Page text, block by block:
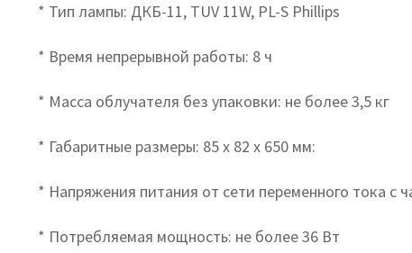
* Тип лампы: ДКБ-11, TUV 11W, PL-S Phillips
* Время непрерывной работы: 8 ч
* Масса облучателя без упаковки: не более 3,5 кг
* Габаритные размеры: 85 х 82 х 650 мм:
* Напряжения питания от сети переменного тока с
* Потребляемая мощность: не более 36 Вт